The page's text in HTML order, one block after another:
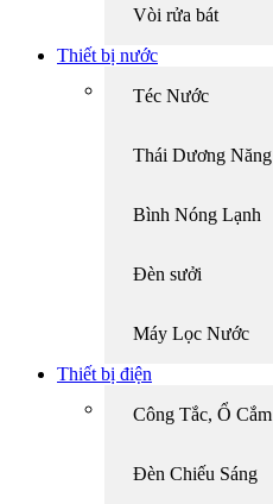
Vòi rửa bát
Thiết bị nước
Téc Nước
Thái Dương Năng
Bình Nóng Lạnh
Đèn sưởi
Máy Lọc Nước
Thiết bị điện
Công Tắc, Ổ Cắm
Đèn Chiếu Sáng